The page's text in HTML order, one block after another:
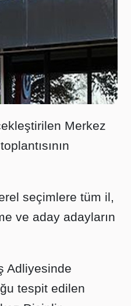
Merkez
seçimlere tüm il,
ve aday adayların
Adliyesinde
tespit edilen